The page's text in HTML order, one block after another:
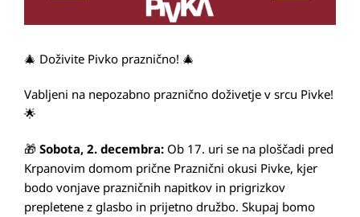
🎄 Doživite Pivko praznično! 🎄
Vabljeni na nepozabno praznično doživetje v srcu Pivke!
🌟
🎁 Sobota, 2. decembra: Ob 17. uri se na ploščadi pred
Krpanovim domom prične Praznični okusi Pivke, kjer
bodo vonjave prazničnih napitkov in prigrizkov
prepletene z glasbo in prijetno družbo. Skupaj bomo